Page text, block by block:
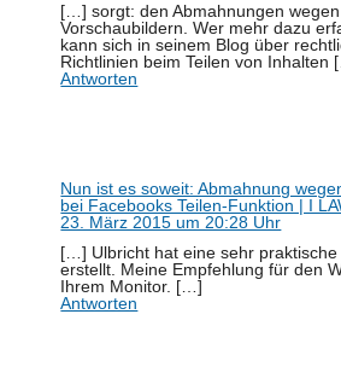
[…] sorgt: den Abmahnungen
Vorschaubildern. Wer mehr dazu
kann sich in seinem Blog über
Richtlinien beim Teilen von Inhalten
Antworten
Nun ist es soweit: Abmahnung
bei Facebooks Teilen-Funktion | I
23. März 2015 um 20:28 Uhr
[…] Ulbricht hat eine sehr praktische
erstellt. Meine Empfehlung für den
Ihrem Monitor. […]
Antworten